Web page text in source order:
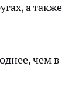
а также
чем в